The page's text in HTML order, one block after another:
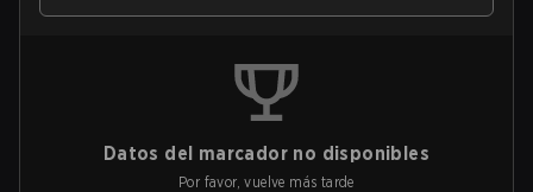
Datos del marcador no disponibles
Por favor, vuelve más tarde